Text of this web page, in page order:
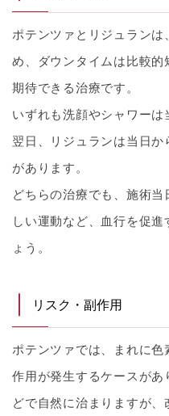
ポテンツァとリジュラン
め、ダウンタイムは比較
期待できる治療です。
いずれも洗顔やシャワー
翌日、リジュランは当日か
があります。
どちらの治療でも、施術
しい運動など、血行を促
ょう。
リスク・副作用
ポテンツァでは、まれに色
作用が発生するケースが
どで自然に治まりますが